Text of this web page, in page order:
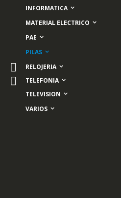
INFORMATICA
MATERIAL ELECTRICO
PAE
PILAS
RELOJERIA
TELEFONIA
TELEVISION
VARIOS